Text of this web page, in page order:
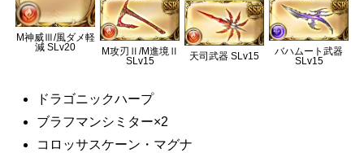
M神威Ⅲ/風ダメ軽
減 SLv20
M攻刃Ⅱ/M進境Ⅱ
SLv15
天司武器 SLv15
バハムート武器
SLv15
ドラゴニックハープ
ブラフマンシミター×2
コロッサスケーン・マグナ